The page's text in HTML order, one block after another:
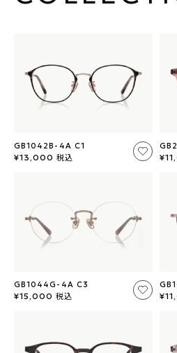
GB1042B-4A C1
¥13,000 税込
GB1044G-4A C3
¥15,000 税込